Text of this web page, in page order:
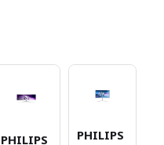
PHILIPS
PHILIPS